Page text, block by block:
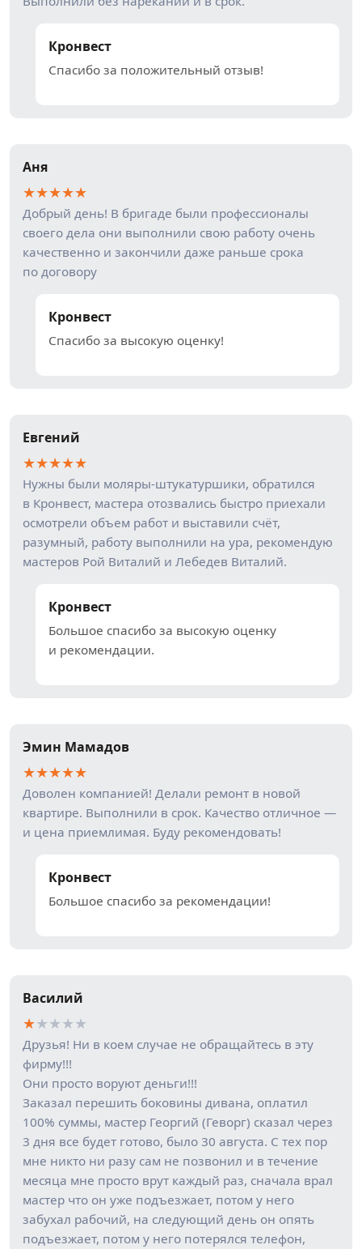
Кронвест
Спасибо за положительный отзыв!
Аня
★★★★★
Добрый день! В бригаде были профессионалы
своего дела они выполнили свою работу очень
качественно и закончили даже раньше срока
по договору
Кронвест
Спасибо за высокую оценку!
Евгений
★★★★★
Нужны были моляры-штукатуршики, обратился
в Кронвест, мастера отозвались быстро приехали
осмотрели объем работ и выставили счёт,
разумный, работу выполнили на ура, рекомендую
мастеров Рой Виталий и Лебедев Виталий.
Кронвест
Большое спасибо за высокую оценку
и рекомендации.
Эмин Мамадов
★★★★★
Доволен компанией! Делали ремонт в новой
квартире. Выполнили в срок. Качество отличное —
и цена приемлимая. Буду рекомендовать!
Кронвест
Большое спасибо за рекомендации!
Василий
★★★★★
Друзья! Ни в коем случае не обращайтесь в эту
фирму!!!
Они просто воруют деньги!!!
Заказал перешить боковины дивана, оплатил
100% суммы, мастер Георгий (Геворг) сказал через
3 дня все будет готово, было 30 августа. С тех пор
мне никто ни разу сам не позвонил и в течение
месяца мне просто врут каждый раз, сначала врал
мастер что он уже подъезжает, потом у него
забухал рабочий, на следующий день он опять
подъезжает, потом у него потерялся телефон,